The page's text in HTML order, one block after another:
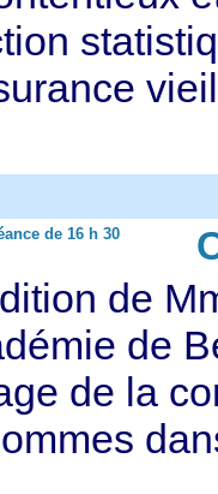
de 16 h 30
de
de
de la